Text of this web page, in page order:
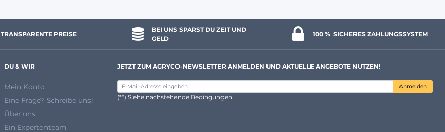
TRANSPARENTE PREISE
BEI UNS SPARST DU ZEIT UND
GELD
100 % SICHERES ZAHLUNGSSYSTEM
DU & WIR
Mein Konto
Eine Frage? Schreibe uns!
Über uns
Ein Expertenteam
JETZT ZUM AGRYCO-NEWSLETTER ANMELDEN UND AKTUELLE ANGEBOTE NUTZEN!
Anmelden
(**) Siehe nachstehende Bedingungen